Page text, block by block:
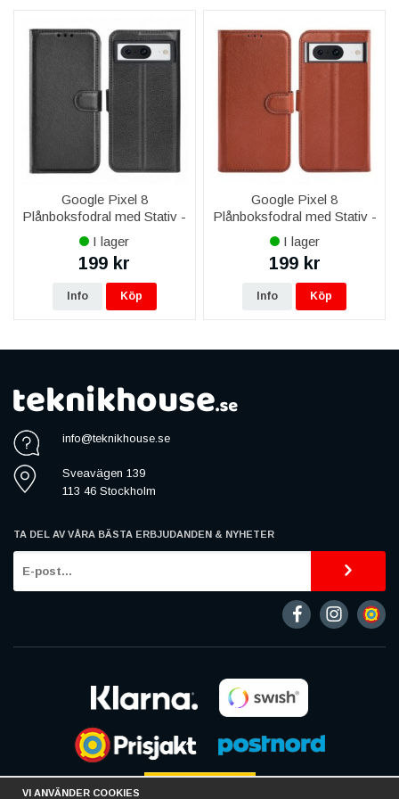
Google Pixel 8
Plånboksfodral med Stativ -
Svart
I lager
199 kr
Info Köp
Google Pixel 8
Plånboksfodral med Stativ -
Brun
I lager
199 kr
Info Köp
info@teknikhouse.se
Sveavägen 139
113 46 Stockholm
TA DEL AV VÅRA BÄSTA ERBJUDANDEN & NYHETER
VI ANVÄNDER COOKIES